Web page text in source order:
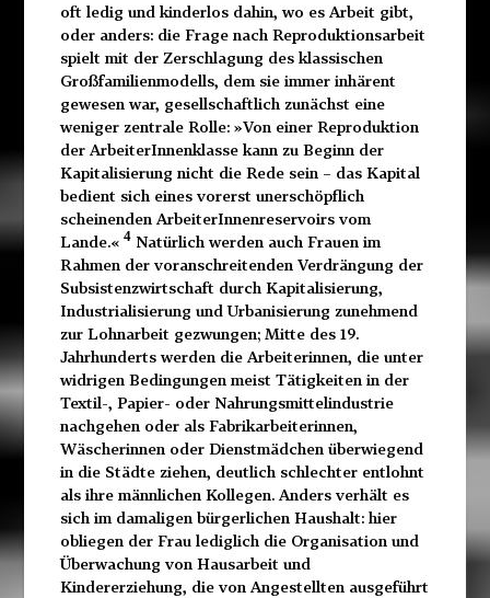
oft ledig und kinderlos dahin, wo es Arbeit gibt,
oder anders: die Frage nach Reproduktionsarbeit
spielt mit der Zerschlagung des klassischen
Großfamilienmodells, dem sie immer inhärent
gewesen war, gesellschaftlich zunächst eine
weniger zentrale Rolle: »Von einer Reproduktion
der ArbeiterInnenklasse kann zu Beginn der
Kapitalisierung nicht die Rede sein – das Kapital
bedient sich eines vorerst unerschöpflich
scheinenden ArbeiterInnenreservoirs vom
Lande.« 4Natürlich werden auch Frauen im
Rahmen der voranschreitenden Verdrängung der
Subsistenzwirtschaft durch Kapitalisierung,
Industrialisierung und Urbanisierung zunehmend
zur Lohnarbeit gezwungen; Mitte des 19.
Jahrhunderts werden die Arbeiterinnen, die unter
widrigen Bedingungen meist Tätigkeiten in der
Textil-, Papier- oder Nahrungsmittelindustrie
nachgehen oder als Fabrikarbeiterinnen,
Wäscherinnen oder Dienstmädchen überwiegend
in die Städte ziehen, deutlich schlechter entlohnt
als ihre männlichen Kollegen. Anders verhält es
sich im damaligen bürgerlichen Haushalt: hier
obliegen der Frau lediglich die Organisation und
Überwachung von Hausarbeit und
Kindererziehung, die von Angestellten ausgeführt